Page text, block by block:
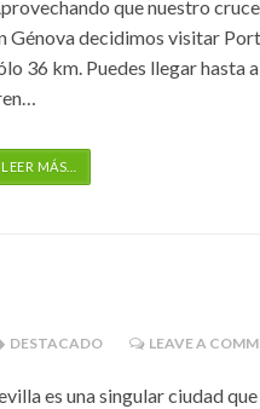
que nuestro
Génova decidimos visitar
36 km. Puedes llegar hasta
LEER MÁS
DESTACADO LEAVE A
es una singular ciudad